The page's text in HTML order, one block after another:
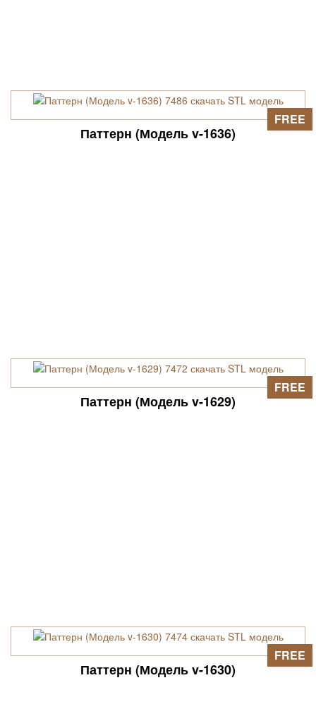
Паттерн (Модель v-1636)
FREE
Паттерн (Модель v-1629)
FREE
Паттерн (Модель v-1630)
FREE